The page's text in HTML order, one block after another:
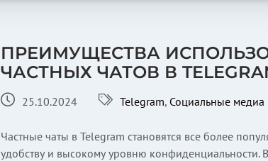
ПРЕИМУЩЕСТВА
ЧАСТНЫХ ЧАТОВ В
25.10.2024 Telegram, Социальные медиа
Частные чаты в Telegram становятся все более
удобству и высокому уровню конфиденциальности.